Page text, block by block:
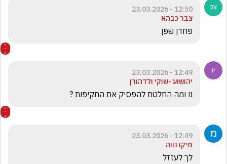
12:50 - 23.03.2026
צבר כבהא
פחדן שפן
12:49 - 23.03.2026
יהושוע -שוקי ולדהורן
נו ומה החלטת להפסיק את התקיפות ?
12:49 - 23.03.2026
מיקו נווה
לך לעזזל